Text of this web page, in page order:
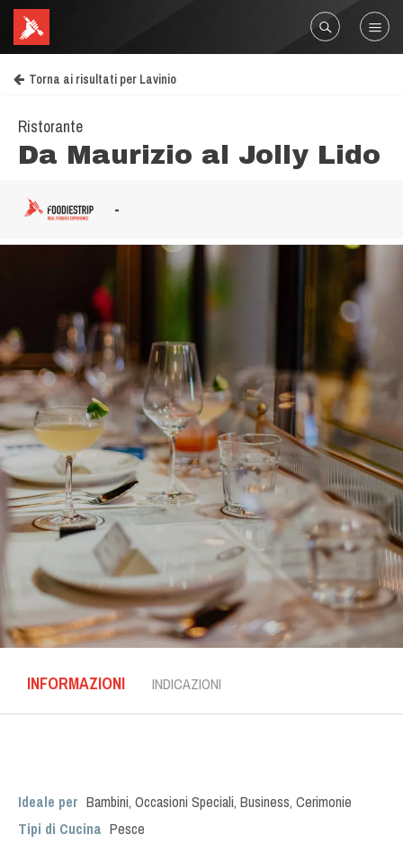
Torna ai risultati per Lavinio
Ristorante
Da Maurizio al Jolly Lido
-
INFORMAZIONI INDICAZIONI
Ideale per Bambini, Occasioni Speciali, Business, Cerimonie
Tipi di Cucina Pesce